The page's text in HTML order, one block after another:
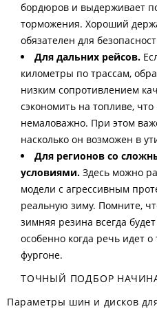
бордюров и выдерживает
торможения. Хороший
обязателен для
Для дальних рейсов.
километры по трассам,
низким сопротивлением
сэкономить на топливе,
немаловажно. При этом
насколько он возможен в
Для регионов со
условиями. Здесь можно
модели с агрессивным
реальную зиму. Помните,
зимняя резина всегда
особенно когда речь идет
фургоне.
ТОЧНЫЙ ПОДБОР
Параметры шин и дисков